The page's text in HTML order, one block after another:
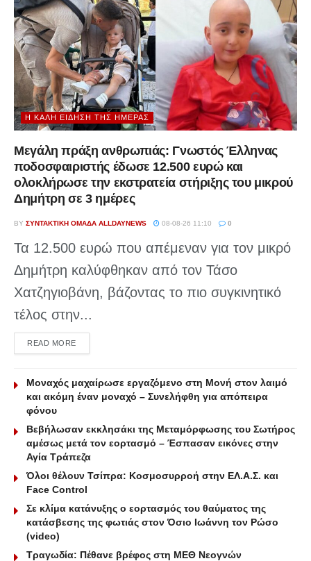
Η ΚΑΛΉ ΕΊΔΗΣΗ ΤΗΣ ΗΜΈΡΑΣ
Μεγάλη πράξη ανθρωπιάς: Γνωστός Έλληνας
ποδοσφαιριστής έδωσε 12.500 ευρώ και
ολοκλήρωσε την εκστρατεία στήριξης του μικρού
Δημήτρη σε 3 ημέρες
BY ΣΥΝΤΑΚΤΙΚΉ ΟΜΆΔΑ ALLDAYNEWS 08-08-26 11:10 0
Τα 12.500 ευρώ που απέμεναν για τον μικρό
Δημήτρη καλύφθηκαν από τον Τάσο
Χατζηγιοβάνη, βάζοντας το πιο συγκινητικό
τέλος στην...
READ MOREDETAILS
Μοναχός μαχαίρωσε εργαζόμενο στη Μονή στον λαιμό
και ακόμη έναν μοναχό – Συνελήφθη για απόπειρα
φόνου
Βεβήλωσαν εκκλησάκι της Μεταμόρφωσης του Σωτήρος
αμέσως μετά τον εορτασμό – Έσπασαν εικόνες στην
Αγία Τράπεζα
Όλοι θέλουν Τσίπρα: Κοσμοσυρροή στην ΕΛ.Α.Σ. και
Face Control
Σε κλίμα κατάνυξης ο εορτασμός του θαύματος της
κατάσβεσης της φωτιάς στον Όσιο Ιωάννη τον Ρώσο
(video)
Τραγωδία: Πέθανε βρέφος στη ΜΕΘ Νεογνών